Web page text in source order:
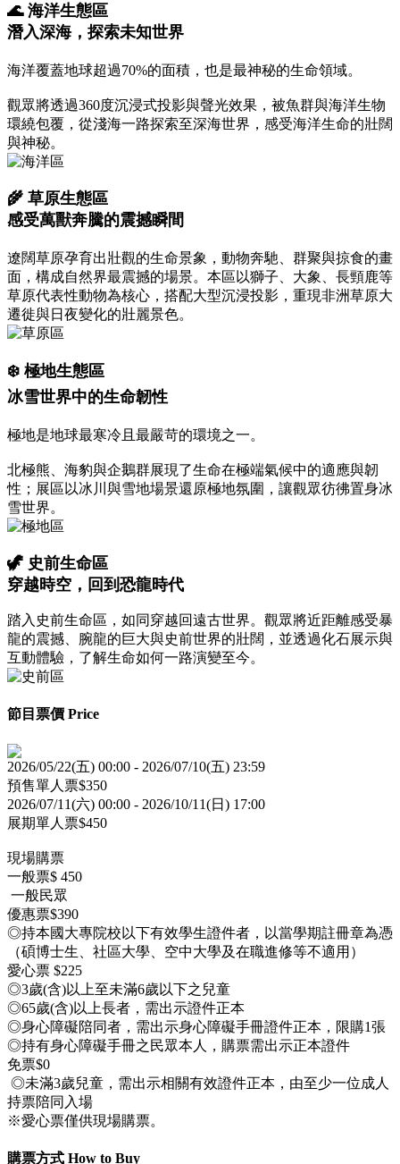
🌊 海洋生態區
潛入深海，探索未知世界
海洋覆蓋地球超過70%的面積，也是最神秘的生命領域。
觀眾將透過360度沉浸式投影與聲光效果，被魚群與海洋生物
環繞包覆，從淺海一路探索至深海世界，感受海洋生命的壯闊
與神秘。
🌾 草原生態區
感受萬獸奔騰的震撼瞬間
遼闊草原孕育出壯觀的生命景象，動物奔馳、群聚與掠食的畫
面，構成自然界最震撼的場景。本區以獅子、大象、長頸鹿等
草原代表性動物為核心，搭配大型沉浸投影，重現非洲草原大
遷徙與日夜變化的壯麗景色。
❄️ 極地生態區
冰雪世界中的生命韌性
極地是地球最寒冷且最嚴苛的環境之一。
北極熊、海豹與企鵝群展現了生命在極端氣候中的適應與韌
性；展區以冰川與雪地場景還原極地氛圍，讓觀眾彷彿置身冰
雪世界。
🦖 史前生命區
穿越時空，回到恐龍時代
踏入史前生命區，如同穿越回遠古世界。觀眾將近距離感受暴
龍的震撼、腕龍的巨大與史前世界的壯闊，並透過化石展示與
互動體驗，了解生命如何一路演變至今。
節目票價 Price
2026/05/22(五) 00:00 - 2026/07/10(五) 23:59
預售單人票$350
2026/07/11(六) 00:00 - 2026/10/11(日) 17:00
展期單人票$450
現場購票
一般票$ 450
一般民眾
優惠票$390
◎持本國大專院校以下有效學生證件者，以當學期註冊章為憑
（碩博士生、社區大學、空中大學及在職進修等不適用）
愛心票 $225
◎3歲(含)以上至未滿6歲以下之兒童
◎65歲(含)以上長者，需出示證件正本
◎身心障礙陪同者，需出示身心障礙手冊證件正本，限購1張
◎持有身心障礙手冊之民眾本人，購票需出示正本證件
免票$0
◎未滿3歲兒童，需出示相關有效證件正本，由至少一位成人
持票陪同入場
※愛心票僅供現場購票。
購票方式 How to Buy